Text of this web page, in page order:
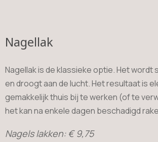
Nagellak
Nagellak is de klassieke optie. Het
en droogt aan de lucht. Het resultaat is
gemakkelijk thuis bij te werken (of te
het kan na enkele dagen beschadigd
Nagels lakken: € 9,75